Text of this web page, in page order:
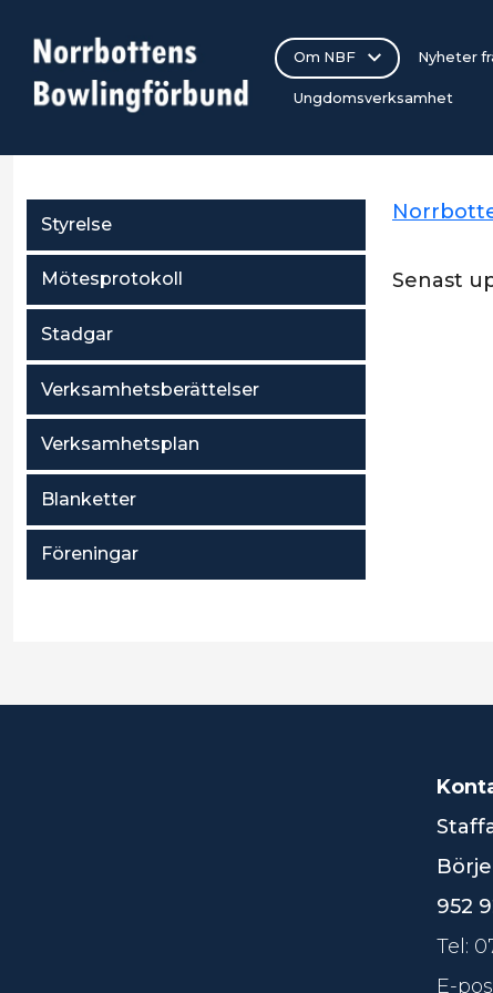
Om NBF Nyheter
Ungdomsverksamhet
Styrelse
Mötesprotokoll
Stadgar
Verksamhetsberättelser
Verksamhetsplan
Blanketter
Föreningar
Senast
952
Tel:
E-